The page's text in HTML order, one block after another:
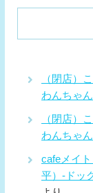
（閉店）
わんちゃ
（閉店）
わんちゃ
cafeメイ
平）-ドッ